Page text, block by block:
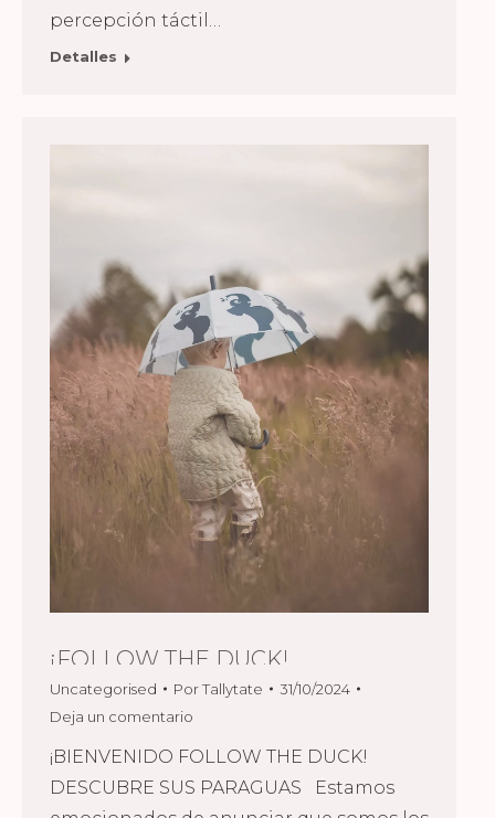
percepción táctil…
Detalles
¡FOLLOW THE DUCK!
Uncategorised PorTallytate
31/10/2024
Deja un comentario
¡BIENVENIDO FOLLOW THE DUCK!
DESCUBRE SUS PARAGUAS Estamos